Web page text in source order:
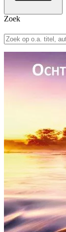
Zoek